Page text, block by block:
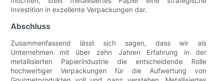
Investition in exzellente Verpackungen dar.
Abschluss
Zusammenfassend lässt sich sagen, dass wir als
Unternehmen mit über zehn Jahren Erfahrung in der
metallisierten Papierindustrie die entscheidende Rolle
hochwertiger Verpackungen für die Aufwertung von